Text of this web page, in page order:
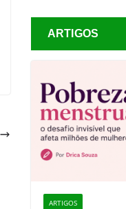
ARTIGOS
ARTIGOS